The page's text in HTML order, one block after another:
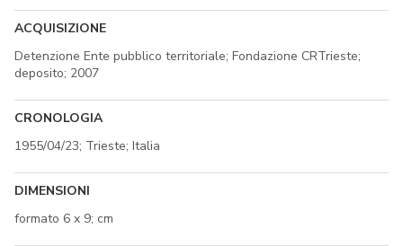
ACQUISIZIONE
Detenzione Ente pubblico territoriale; Fondazione CRTrieste;
deposito; 2007
CRONOLOGIA
1955/04/23; Trieste; Italia
DIMENSIONI
formato 6 x 9; cm